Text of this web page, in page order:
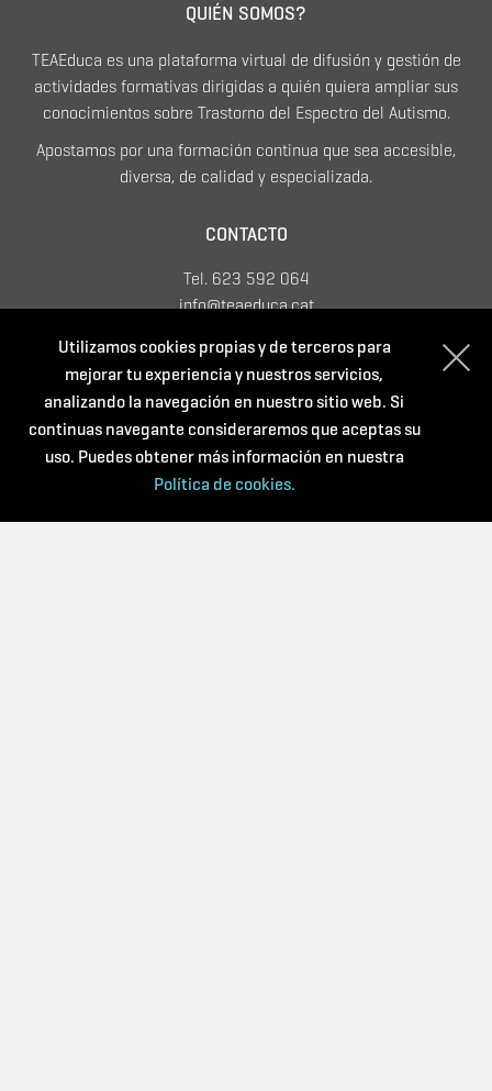
QUIÉN SOMOS?
TEAEduca es una plataforma virtual de difusión y gestión de
actividades formativas dirigidas a quién quiera ampliar sus
conocimientos sobre Trastorno del Espectro del Autismo.
Apostamos por una formación continua que sea accesible,
diversa, de calidad y especializada.
CONTACTO
Tel. 623 592 064
info@teaeduca.cat
Política de privacidad
Condiciones de compra
Política de cookies
Con el soporte de:
Utilizamos cookies propias y de terceros para
mejorar tu experiencia y nuestros servicios,
analizando la navegación en nuestro sitio web. Si
continuas navegante consideraremos que aceptas su
uso. Puedes obtener más información en nuestra
Política de cookies.